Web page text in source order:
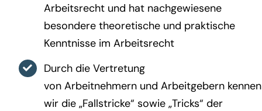
Arbeitsrecht und hat nachgewiesene
besondere theoretische und praktische
Kenntnisse im Arbeitsrecht
Durch die Vertretung
von Arbeitnehmern und Arbeitgebern kennen
wir die „Fallstricke“ sowie „Tricks“ der